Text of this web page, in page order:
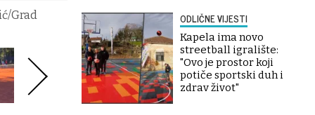
Grad
ODLIČNE VIJESTI
Kapela ima novo
streetball igralište:
"Ovo je prostor koji
potiče sportski duh i
zdrav život"